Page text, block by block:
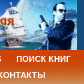
ПОИСК КНИГ